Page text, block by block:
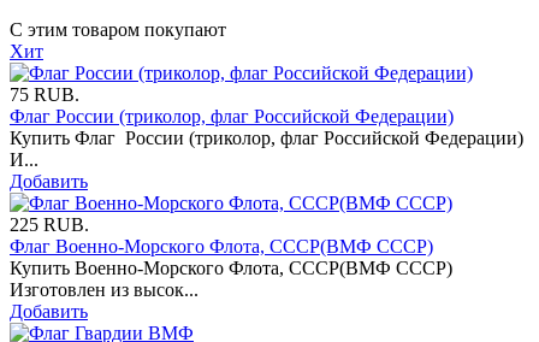
С этим товаром покупают
Хит
75 RUB.
Флаг России (триколор, флаг Российской Федерации)
Купить Флаг России (триколор, флаг Российской Федерации)
И...
Добавить
225 RUB.
Флаг Военно-Морского Флота, СССР(ВМФ СССР)
Купить Военно-Морского Флота, СССР(ВМФ СССР)
Изготовлен из высок...
Добавить